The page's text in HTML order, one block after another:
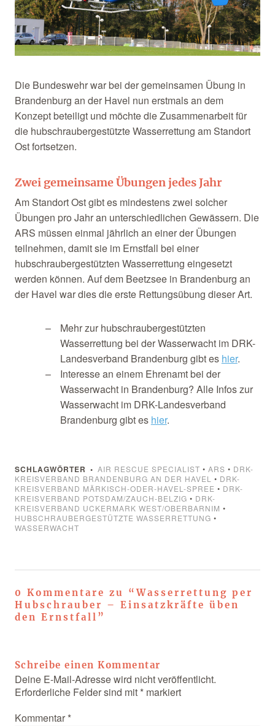
Die Bundeswehr war bei der gemeinsamen Übung in
Brandenburg an der Havel nun erstmals an dem
Konzept beteiligt und möchte die Zusammenarbeit für
die hubschraubergestützte Wasserrettung am Standort
Ost fortsetzen.
Zwei gemeinsame Übungen jedes Jahr
Am Standort Ost gibt es mindestens zwei solcher
Übungen pro Jahr an unterschiedlichen Gewässern. Die
ARS müssen einmal jährlich an einer der Übungen
teilnehmen, damit sie im Ernstfall bei einer
hubschraubergestützten Wasserrettung eingesetzt
werden können. Auf dem Beetzsee in Brandenburg an
der Havel war dies die erste Rettungsübung dieser Art.
Mehr zur hubschraubergestützten
Wasserrettung bei der Wasserwacht im DRK-
Landesverband Brandenburg gibt es hier.
Interesse an einem Ehrenamt bei der
Wasserwacht in Brandenburg? Alle Infos zur
Wasserwacht im DRK-Landesverband
Brandenburg gibt es hier.
SCHLAGWÖRTER AIR RESCUE SPECIALIST • ARS • DRK-
KREISVERBAND BRANDENBURG AN DER HAVEL • DRK-
KREISVERBAND MÄRKISCH-ODER-HAVEL-SPREE • DRK-
KREISVERBAND POTSDAM/ZAUCH-BELZIG • DRK-
KREISVERBAND UCKERMARK WEST/OBERBARNIM •
HUBSCHRAUBERGESTÜTZTE WASSERRETTUNG •
WASSERWACHT
0 Kommentare zu “Wasserrettung per
Hubschrauber – Einsatzkräfte üben
den Ernstfall ”
Schreibe einen Kommentar
Deine E-Mail-Adresse wird nicht veröffentlicht.
Erforderliche Felder sind mit *markiert
Kommentar *